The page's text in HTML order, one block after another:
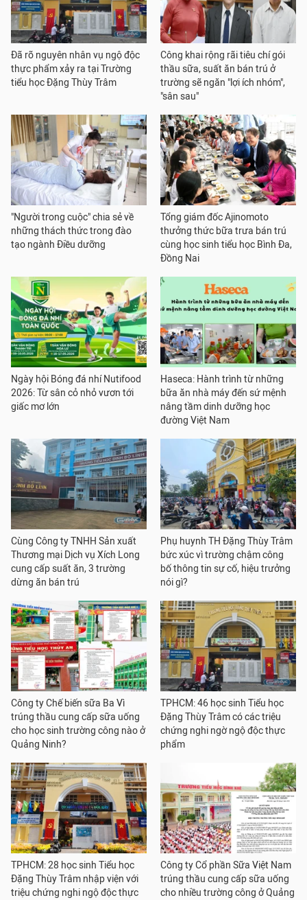
Đã rõ nguyên nhân vụ ngộ độc
thực phẩm xảy ra tại Trường
tiểu học Đặng Thùy Trâm
Công khai rộng rãi tiêu chí gói
thầu sữa, suất ăn bán trú ở
trường sẽ ngăn "lợi ích nhóm",
"sân sau"
"Người trong cuộc" chia sẻ về
những thách thức trong đào
tạo ngành Điều dưỡng
Tổng giám đốc Ajinomoto
thưởng thức bữa trưa bán trú
cùng học sinh tiểu học Bình Đa,
Đồng Nai
Ngày hội Bóng đá nhí Nutifood
2026: Từ sân cỏ nhỏ vươn tới
giấc mơ lớn
Haseca: Hành trình từ những
bữa ăn nhà máy đến sứ mệnh
nâng tầm dinh dưỡng học
đường Việt Nam
Cùng Công ty TNHH Sản xuất
Thương mại Dịch vụ Xích Long
cung cấp suất ăn, 3 trường
dừng ăn bán trú
Phụ huynh TH Đặng Thùy Trâm
bức xúc vì trường chậm công
bố thông tin sự cố, hiệu trưởng
nói gì?
Công ty Chế biến sữa Ba Vì
trúng thầu cung cấp sữa uống
cho học sinh trường công nào ở
Quảng Ninh?
TPHCM: 46 học sinh Tiểu học
Đặng Thùy Trâm có các triệu
chứng nghi ngờ ngộ độc thực
phẩm
TPHCM: 28 học sinh Tiểu học
Đặng Thùy Trâm nhập viện với
triệu chứng nghi ngộ độc thực
Công ty Cổ phần Sữa Việt Nam
trúng thầu cung cấp sữa uống
cho nhiều trường công ở Quảng